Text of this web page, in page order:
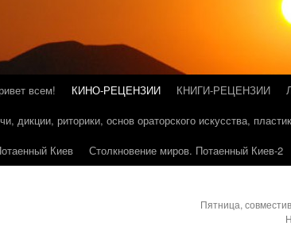
всем! КИНО-РЕЦЕНЗИИ КНИГИ-РЕЦЕНЗИИ
дикции, риторики, основ ораторского искусства,
Киев
Столкновение миров. Потаенный Киев-2
Пятница,